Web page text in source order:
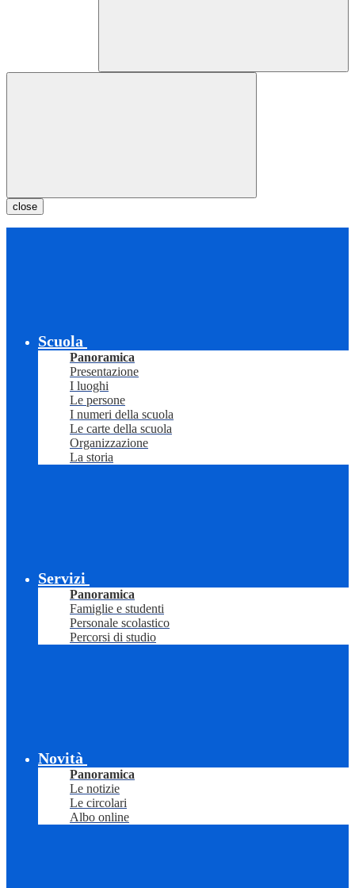
close
Scuola
Panoramica
Presentazione
I luoghi
Le persone
I numeri della scuola
Le carte della scuola
Organizzazione
La storia
Servizi
Panoramica
Famiglie e studenti
Personale scolastico
Percorsi di studio
Novità
Panoramica
Le notizie
Le circolari
Albo online